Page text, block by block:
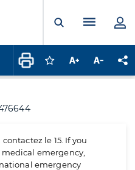
Ouvrir laMenu
Connectez-vous
Augmenter la
le 15. If you
emergency,
emergency